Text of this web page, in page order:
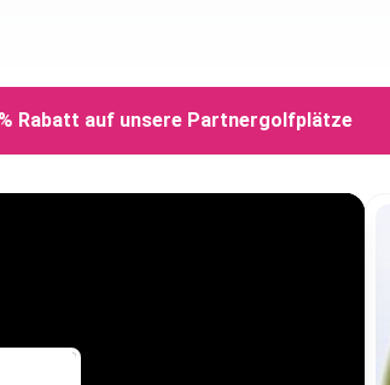
Rabatt auf unsere Partnergolfplätze